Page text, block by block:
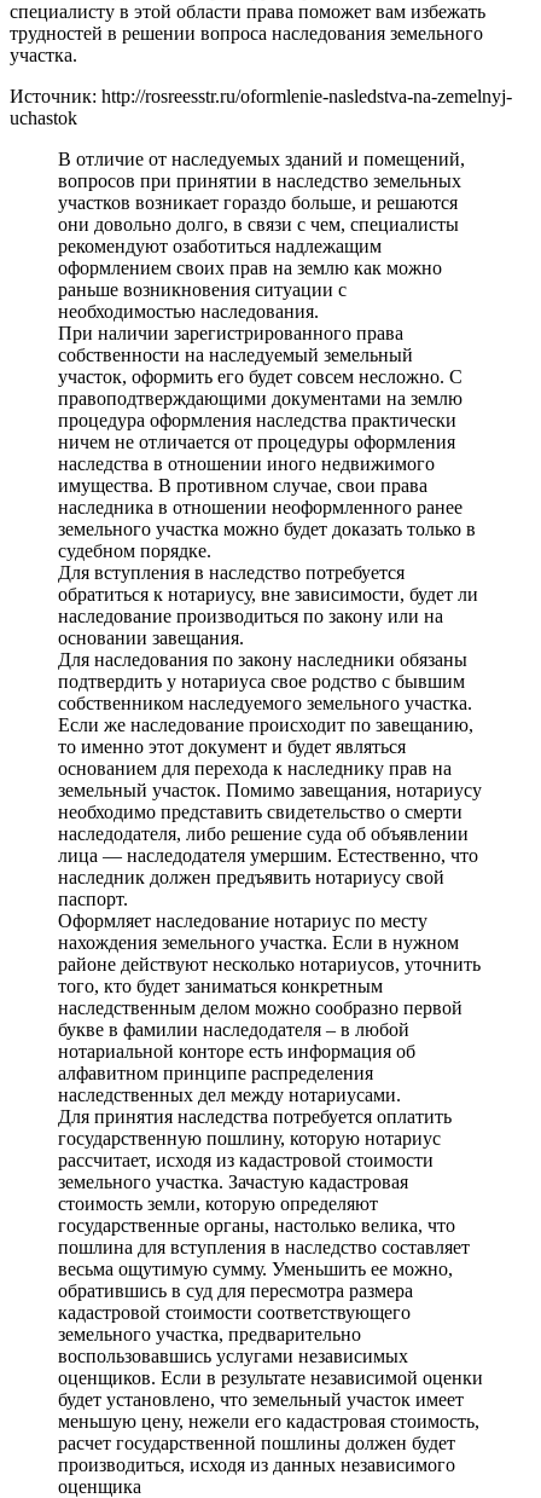
специалисту в этой области права поможет вам избежать
трудностей в решении вопроса наследования земельного
участка.
Источник: http://rosreesstr.ru/oformlenie-nasledstva-na-zemelnyj-
uchastok
В отличие от наследуемых зданий и помещений,
вопросов при принятии в наследство земельных
участков возникает гораздо больше, и решаются
они довольно долго, в связи с чем, специалисты
рекомендуют озаботиться надлежащим
оформлением своих прав на землю как можно
раньше возникновения ситуации с
необходимостью наследования.
При наличии зарегистрированного права
собственности на наследуемый земельный
участок, оформить его будет совсем несложно. С
правоподтверждающими документами на землю
процедура оформления наследства практически
ничем не отличается от процедуры оформления
наследства в отношении иного недвижимого
имущества. В противном случае, свои права
наследника в отношении неоформленного ранее
земельного участка можно будет доказать только в
судебном порядке.
Для вступления в наследство потребуется
обратиться к нотариусу, вне зависимости, будет ли
наследование производиться по закону или на
основании завещания.
Для наследования по закону наследники обязаны
подтвердить у нотариуса свое родство с бывшим
собственником наследуемого земельного участка.
Если же наследование происходит по завещанию,
то именно этот документ и будет являться
основанием для перехода к наследнику прав на
земельный участок. Помимо завещания, нотариусу
необходимо представить свидетельство о смерти
наследодателя, либо решение суда об объявлении
лица — наследодателя умершим. Естественно, что
наследник должен предъявить нотариусу свой
паспорт.
Оформляет наследование нотариус по месту
нахождения земельного участка. Если в нужном
районе действуют несколько нотариусов, уточнить
того, кто будет заниматься конкретным
наследственным делом можно сообразно первой
букве в фамилии наследодателя – в любой
нотариальной конторе есть информация об
алфавитном принципе распределения
наследственных дел между нотариусами.
Для принятия наследства потребуется оплатить
государственную пошлину, которую нотариус
рассчитает, исходя из кадастровой стоимости
земельного участка. Зачастую кадастровая
стоимость земли, которую определяют
государственные органы, настолько велика, что
пошлина для вступления в наследство составляет
весьма ощутимую сумму. Уменьшить ее можно,
обратившись в суд для пересмотра размера
кадастровой стоимости соответствующего
земельного участка, предварительно
воспользовавшись услугами независимых
оценщиков. Если в результате независимой оценки
будет установлено, что земельный участок имеет
меньшую цену, нежели его кадастровая стоимость,
расчет государственной пошлины должен будет
производиться, исходя из данных независимого
оценщика